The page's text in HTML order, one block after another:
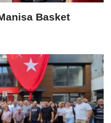
Basket